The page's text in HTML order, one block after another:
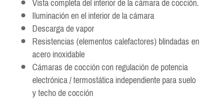
Iluminación en el interior de la cámara
Descarga de vapor
Resistencias (elementos calefactores) blindadas en
acero inoxidable
Cámaras de cocción con regulación de potencia
electrónica / termostática independiente para suelo
y techo de cocción